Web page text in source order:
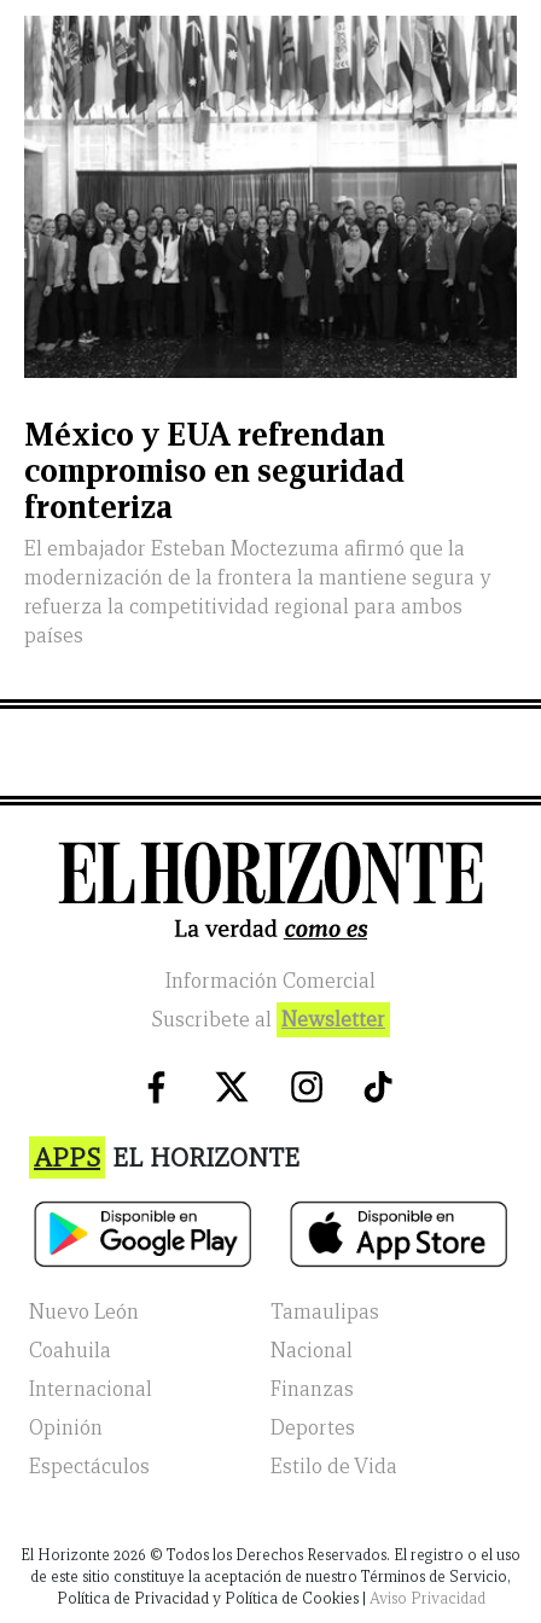
México y EUA refrendan
compromiso en seguridad
fronteriza
El embajador Esteban Moctezuma afirmó que la
modernización de la frontera la mantiene segura y
refuerza la competitividad regional para ambos
países
Información Comercial
Suscribete al Newsletter
APPS EL HORIZONTE
Nuevo León
Tamaulipas
Coahuila
Nacional
Internacional
Finanzas
Opinión
Deportes
Espectáculos
Estilo de Vida
El Horizonte 2026 © Todos los Derechos Reservados. El registro o el uso
de este sitio constituye la aceptación de nuestro Términos de Servicio,
Política de Privacidad y Política de Cookies | Aviso Privacidad